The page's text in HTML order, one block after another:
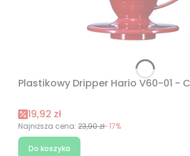
Plastikowy Dripper Hario V60-01 -
Cena promocyjna
19,92 zł
Najniższa cena: 23,90 zł-17%
Do koszyka